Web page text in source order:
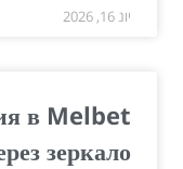
יונ 16, 2026
в Melbet
зеркало